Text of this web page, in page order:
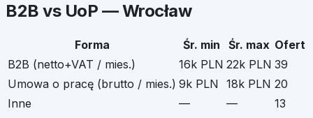
B2B vs UoP —Wrocław
Forma Śr. min Śr. max Ofert
B2B (netto+VAT / mies.)
16k PLN 22k PLN 39
Umowa o pracę (brutto / mies.) 9k PLN 18k PLN 20
Inne
— —
13